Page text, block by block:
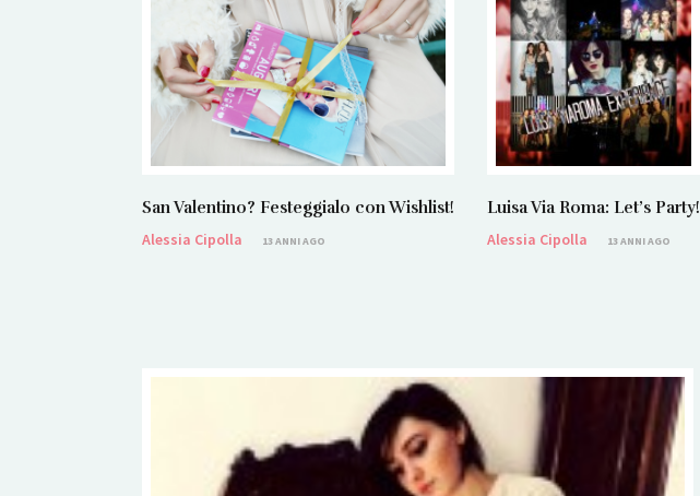
San Valentino? Festeggialo con Wishlist!
Alessia Cipolla
13 ANNI AGO
Luisa Via Roma: Let’s Party!
Alessia Cipolla
13 ANNI AGO